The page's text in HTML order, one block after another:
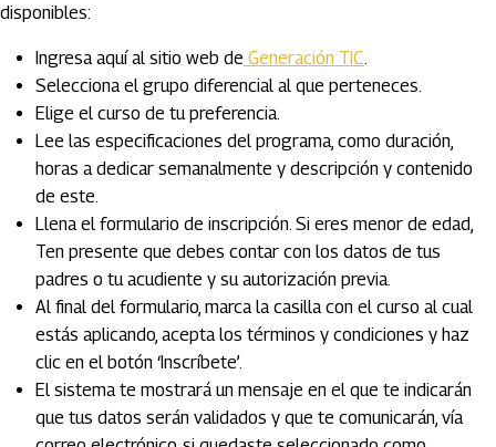
disponibles:
Ingresa aquí al sitio web de Generación TIC.
Selecciona el grupo diferencial al que perteneces.
Elige el curso de tu preferencia.
Lee las especificaciones del programa, como duración,
horas a dedicar semanalmente y descripción y contenido
de este.
Llena el formulario de inscripción. Si eres menor de edad,
Ten presente que debes contar con los datos de tus
padres o tu acudiente y su autorización previa.
Al final del formulario, marca la casilla con el curso al cual
estás aplicando, acepta los términos y condiciones y haz
clic en el botón ‘Inscríbete’.
El sistema te mostrará un mensaje en el que te indicarán
que tus datos serán validados y que te comunicarán, vía